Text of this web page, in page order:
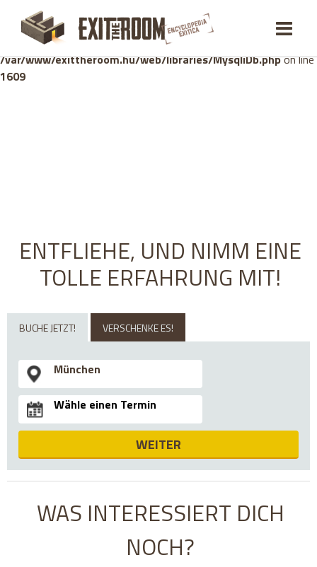
Warning: mysqli_stmt::bind_param(): Number of variables
doesn't match number of parameters in prepared statement in
/var/www/exittheroom.hu/web/libraries/MysqliDb.phpon line
1609
ENTFLIEHE, UND NIMM EINE
TOLLE ERFAHRUNG MIT!
BUCHE JETZT! VERSCHENKE ES!
WEITER
WAS INTERESSIERT DICH
NOCH?